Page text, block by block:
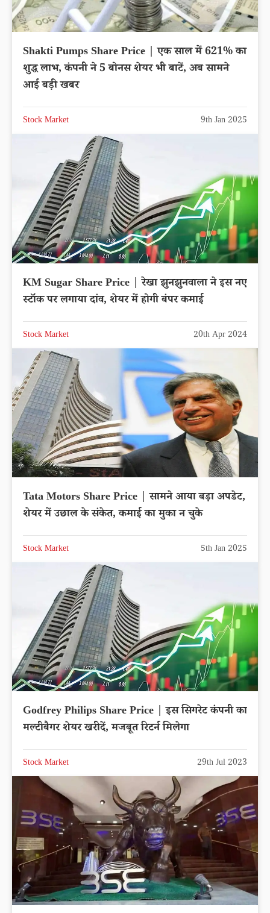
Shakti Pumps Share Price | एक साल में 621% का
शुद्ध लाभ, कंपनी ने 5 बोनस शेयर भी बाटें, अब सामने
आई बड़ी खबर
Stock Market 9th Jan 2025
KM Sugar Share Price | रेखा झुनझुनवाला ने इस नए
स्टॉक पर लगाया दांव, शेयर में होगी बंपर कमाई
Stock Market 20th Apr 2024
Tata Motors Share Price | सामने आया बड़ा अपडेट,
शेयर में उछाल के संकेत, कमाई का मुका न चुके
Stock Market 5th Jan 2025
Godfrey Philips Share Price | इस सिगरेट कंपनी का
मल्टीबैगर शेयर खरीदें, मजबूत रिटर्न मिलेगा
Stock Market 29th Jul 2023